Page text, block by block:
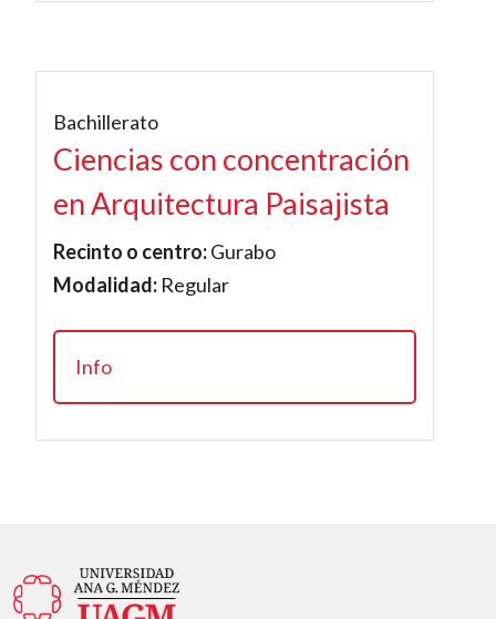
Bachillerato
Ciencias con concentración
en Arquitectura Paisajista
Recinto o centro:Gurabo
Modalidad: Regular
Info